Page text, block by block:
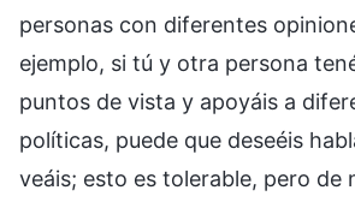
personas con diferentes
ejemplo, si tú y otra persona
puntos de vista y apoyáis a
políticas, puede que deseéis
veáis; esto es tolerable, pero de